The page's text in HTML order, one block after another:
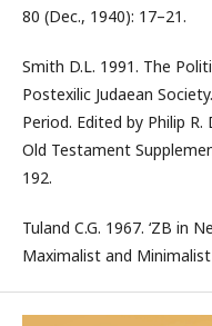
80 (Dec., 1940): 17–21.
Smith D.L. 1991. The
Postexilic Judaean
Period. Edited by Philip
Old Testament
192.
Tuland C.G. 1967. ‘ZB in
Maximalist and Minimalist